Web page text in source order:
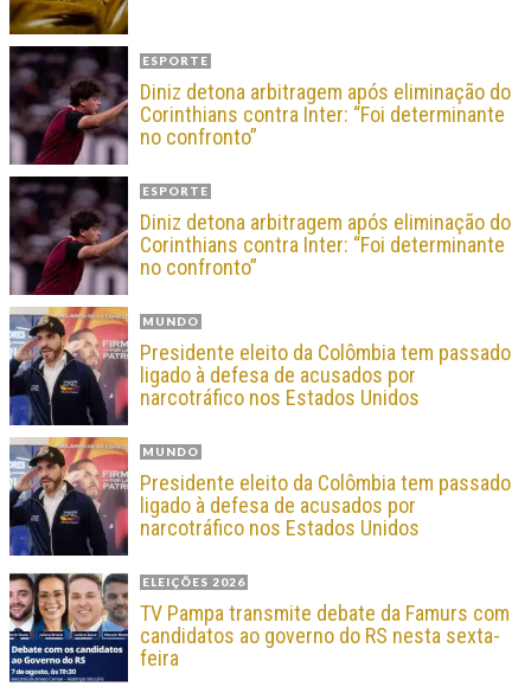
ESPORTE
Diniz detona arbitragem após eliminação do
Corinthians contra Inter: “Foi determinante
no confronto”
ESPORTE
Diniz detona arbitragem após eliminação do
Corinthians contra Inter: “Foi determinante
no confronto”
MUNDO
Presidente eleito da Colômbia tem passado
ligado à defesa de acusados por
narcotráfico nos Estados Unidos
MUNDO
Presidente eleito da Colômbia tem passado
ligado à defesa de acusados por
narcotráfico nos Estados Unidos
ELEIÇÕES 2026
TV Pampa transmite debate da Famurs com
candidatos ao governo do RS nesta sexta-
feira